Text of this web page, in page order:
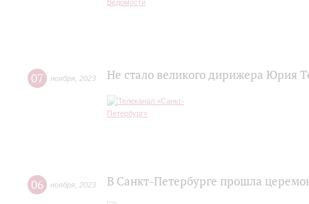
07 ноября 2023 Не стало великого дирижера Юрия
06 ноября 2023 В Санкт-Петербурге прошла